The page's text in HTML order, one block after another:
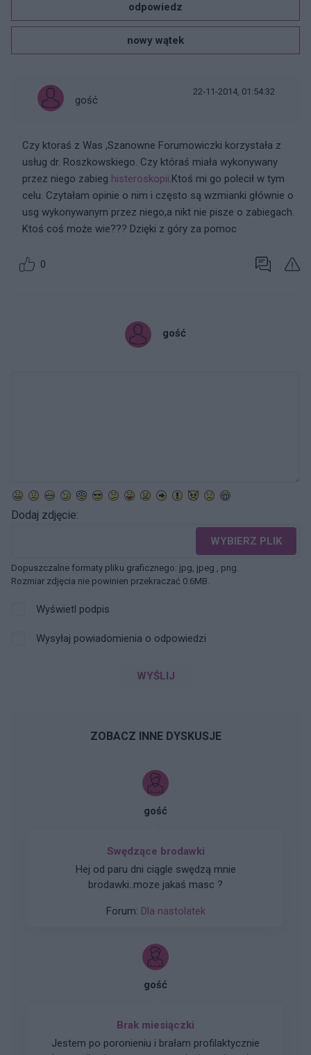
odpowiedz
nowy wątek
gość
22-11-2014, 01:54:32
Czy ktoraś z Was ,Szanowne Forumowiczki korzystała z
usług dr. Roszkowskiego. Czy któraś miała wykonywany
przez niego zabieg histeroskopii.Ktoś mi go polecił w tym
celu. Czytałam opinie o nim i często są wzmianki głównie o
usg wykonywanym przez niego,a nikt nie pisze o zabiegach.
Ktoś coś może wie??? Dzięki z góry za pomoc
0
gość
Dodaj zdjęcie:
WYBIERZ PLIK
Dopuszczalne formaty pliku graficznego: jpg, jpeg , png.
Rozmiar zdjęcia nie powinien przekraczać 0.6MB.
Wyświetl podpis
Wysyłaj powiadomienia o odpowiedzi
WYŚLIJ
ZOBACZ INNE DYSKUSJE
gość
Swędzące brodawki
Hej od paru dni ciągle swędzą mnie
brodawki..moze jakaś masc ?
Forum: Dla nastolatek
gość
Brak miesiączki
Jestem po poronieniu i brałam profilaktycznie